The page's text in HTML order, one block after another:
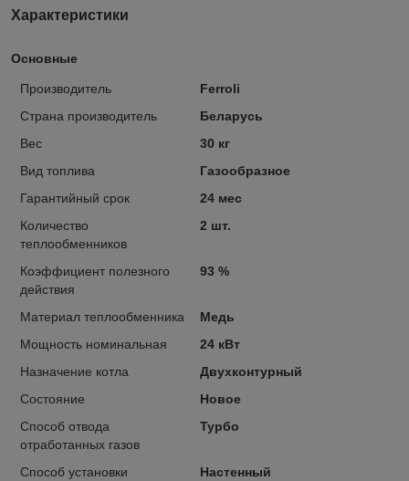
Характеристики
Основные
Производитель
Ferroli
Страна производитель
Беларусь
Вес
30 кг
Вид топлива
Газообразное
Гарантийный срок
24 мес
Количество
теплообменников
2 шт.
Коэффициент полезного
действия
93 %
Материал теплообменника
Медь
Мощность номинальная
24 кВт
Назначение котла
Двухконтурный
Состояние
Новое
Способ отвода
отработанных газов
Турбо
Способ установки
Настенный